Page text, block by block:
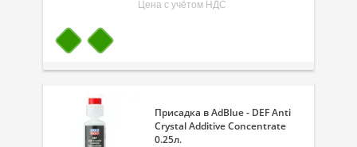
Цена с учётом НДС
Присадка в AdBlue - DEF Anti
Crystal Additive Concentrate
0.25л.